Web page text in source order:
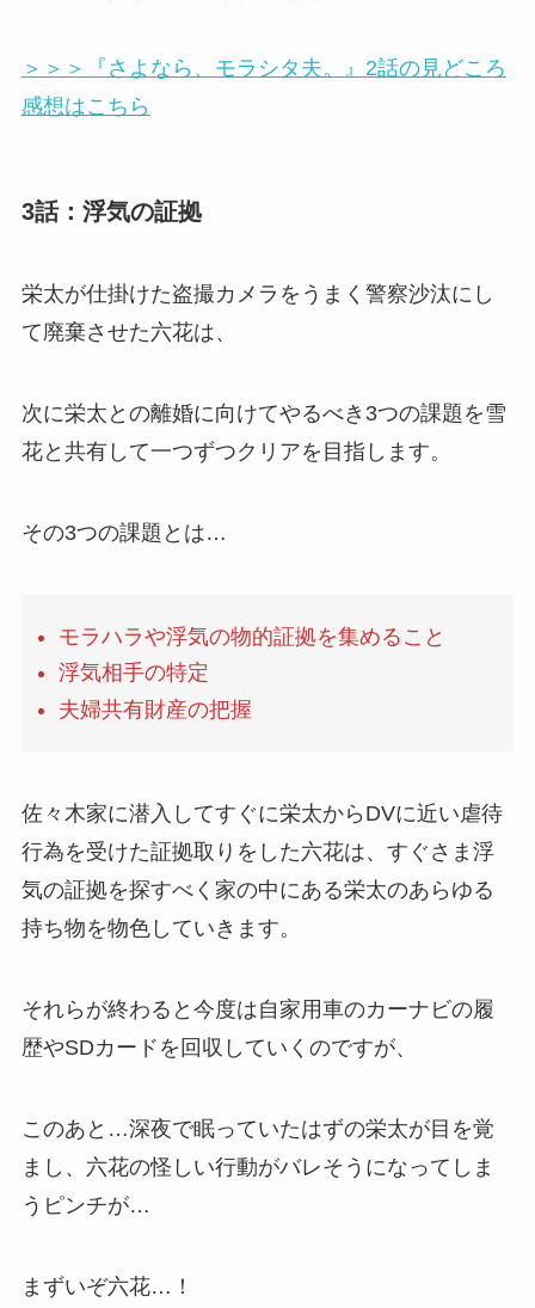
＞＞＞『さよなら、モラシタ夫。』2話の見どころ
感想はこちら
3話：浮気の証拠
栄太が仕掛けた盗撮カメラをうまく警察沙汰にし
て廃棄させた六花は、
次に栄太との離婚に向けてやるべき 3つの課題 を雪
花と共有して一つずつクリアを目指します。
その3つの課題とは…
モラハラや浮気の物的証拠を集めること
浮気相手の特定
夫婦共有財産の把握
佐々木家に潜入してすぐに栄太からDVに近い虐待
行為を受けた証拠取りをした六花は、すぐさま 浮
気の証拠を探すべく家の中にある栄太のあらゆる
持ち物を物色していきます。
それらが終わると今度は自家用車のカーナビの履
歴やSDカードを回収していくのですが、
このあと…深夜で眠っていたはずの栄太が目を覚
まし、六花の怪しい行動がバレそうになってしま
うピンチが…
まずいぞ六花…！